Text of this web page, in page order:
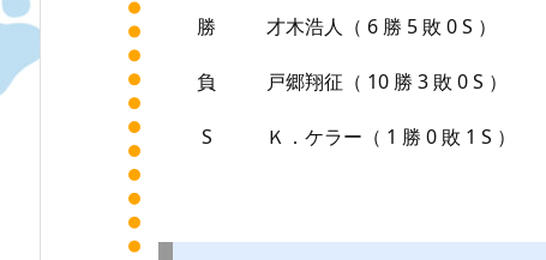
勝 才木浩人（ 6 勝 5 敗 0 S ）
負 戸郷翔征（ 10 勝 3 敗 0 S ）
S Ｋ．ケラー（ 1 勝 0 敗 1 S ）